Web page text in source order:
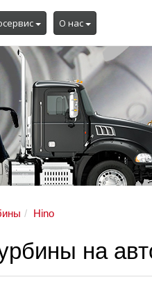
О нас
Hino
на